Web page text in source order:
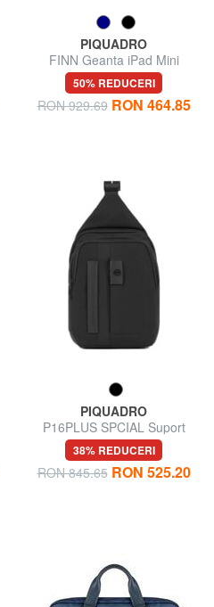
PIQUADRO
FINN Geanta iPad Mini
50% REDUCERI
RON 929.69 RON 464.85
PIQUADRO
P16PLUS SPCIAL Suport
pentru iPad mini, pe un singur
umăr
38% REDUCERI
RON 845.65 RON 525.20